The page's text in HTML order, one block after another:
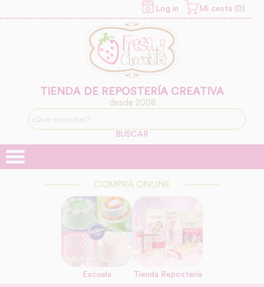
Log in Mi cesta (0)
TIENDA DE REPOSTERÍA CREATIVA
desde 2008
BUSCAR
COMPRA ONLINE
Escuela Tienda Repostería
INFORMACION SOBRE LA
PROTECCIÓN DE TUS
Legitimación:
Destinatarios: